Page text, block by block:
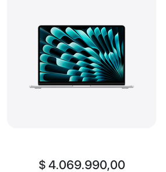
$ 4.069.990,00